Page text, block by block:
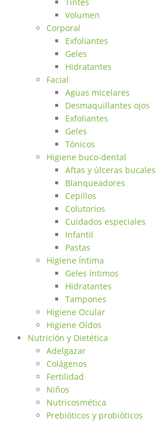
Volumen
Corporal
Exfoliantes
Geles
Hidratantes
Facial
Aguas micelares
Desmaquillantes ojos
Exfoliantes
Geles
Tónicos
Higiene buco-dental
Aftas y úlceras bucales
Blanqueadores
Cepillos
Colutorios
Cuidados especiales
Infantil
Pastas
Higiene Íntima
Geles íntimos
Hidratantes
Tampones
Higiene Ocular
Higiene Oídos
Nutrición y Dietética
Adelgazar
Colágenos
Fertilidad
Niños
Nutricosmética
Prebióticos y probióticos